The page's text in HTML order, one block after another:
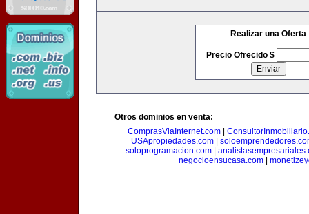
Realizar una Oferta
Precio Ofrecido $
Otros dominios en venta:
ComprasViaInternet.com
USApropiedades.com
soloprogramacion.com
negocioensucasa.com|